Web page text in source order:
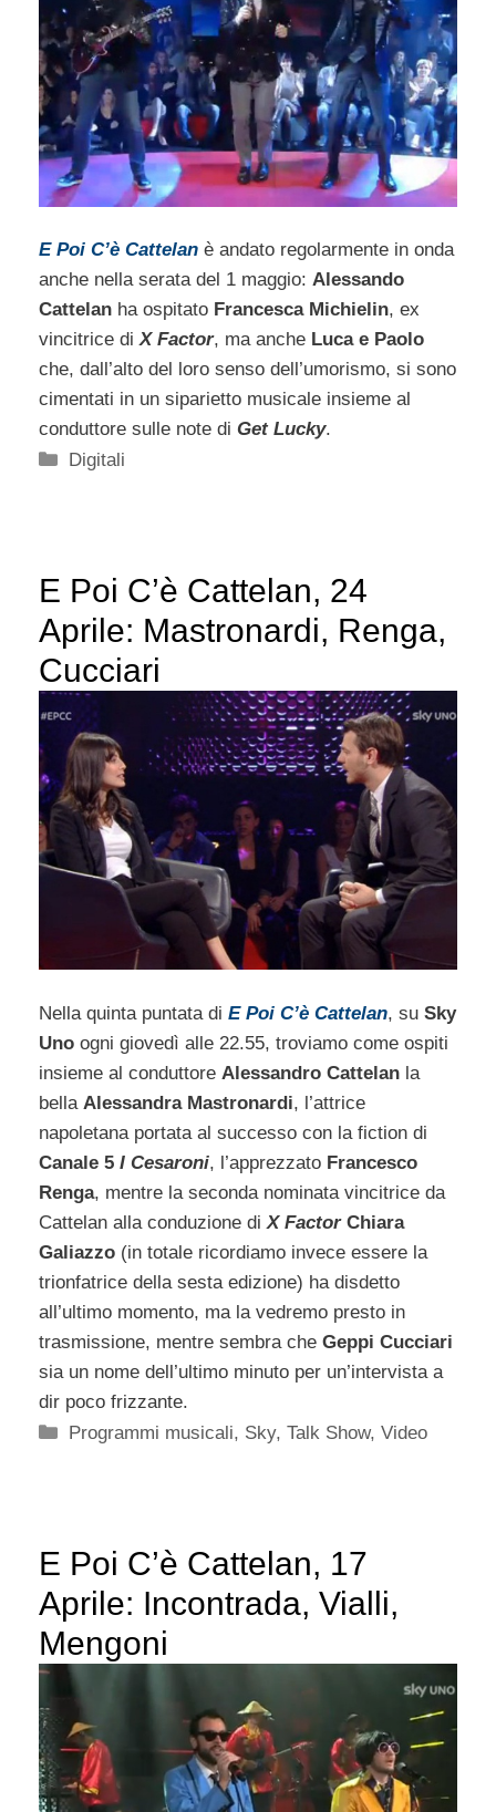
E Poi C’è Cattelan è andato regolarmente in onda
anche nella serata del 1 maggio: Alessando
Cattelan ha ospitato Francesca Michielin, ex
vincitrice diX Factor, ma anche Luca e Paolo
che, dall’alto del loro senso dell’umorismo, si sono
cimentati in un siparietto musicale insieme al
conduttore sulle note di Get Lucky.
Categorie
Digitali
E Poi C’è Cattelan, 24
Aprile: Mastronardi, Renga,
Cucciari
Nella quinta puntata di E Poi C’è Cattelan, su Sky
Uno ogni giovedì alle 22.55, troviamo come ospiti
insieme al conduttore Alessandro Cattelan la
bella Alessandra Mastronardi, l’attrice
napoletana portata al successo con la fiction di
Canale 5 I Cesaroni, l’apprezzato Francesco
Renga, mentre la seconda nominata vincitrice da
Cattelan alla conduzione diX FactorChiara
Galiazzo (in totale ricordiamo invece essere la
trionfatrice della sesta edizione) ha disdetto
all’ultimo momento, ma la vedremo presto in
trasmissione, mentre sembra che Geppi Cucciari
sia un nome dell’ultimo minuto per un’intervista a
dir poco frizzante.
Categorie
Programmi musicali, Sky,Talk Show,Video
E Poi C’è Cattelan, 17
Aprile: Incontrada, Vialli,
Mengoni